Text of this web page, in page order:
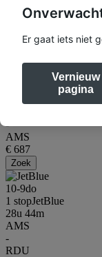
15u 02m
Diverse
13u 35m
-
AMS
€ 687
Zoek
10-9do
1 stopJetBlue
28u 44m
AMS
-
RDU
Er gaat iets niet
Vernieuw
pagina